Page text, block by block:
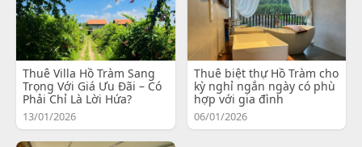
Thuê Villa Hồ Tràm Sang
Trọng Với Giá Ưu Đãi – Có
Phải Chỉ Là Lời Hứa?
13/01/2026
Thuê biệt thự Hồ Tràm cho
kỳ nghỉ ngắn ngày có phù
hợp với gia đình
06/01/2026